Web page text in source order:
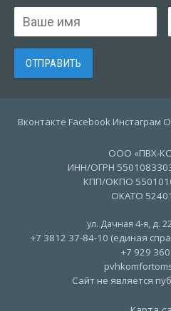
Вконтакте Facebook Инстаграм
ООО «ПВХ-
ИНН/ОГРН
КПП/ОКПО
ОКАТО
ул. Дачная 4-я, д.
+7 3812 37-84-10 (единая
+7 929
Сайт не является